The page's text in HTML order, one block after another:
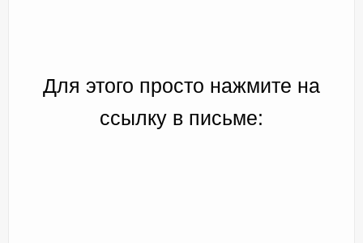
Для этого просто нажмите на
ссылку в письме: